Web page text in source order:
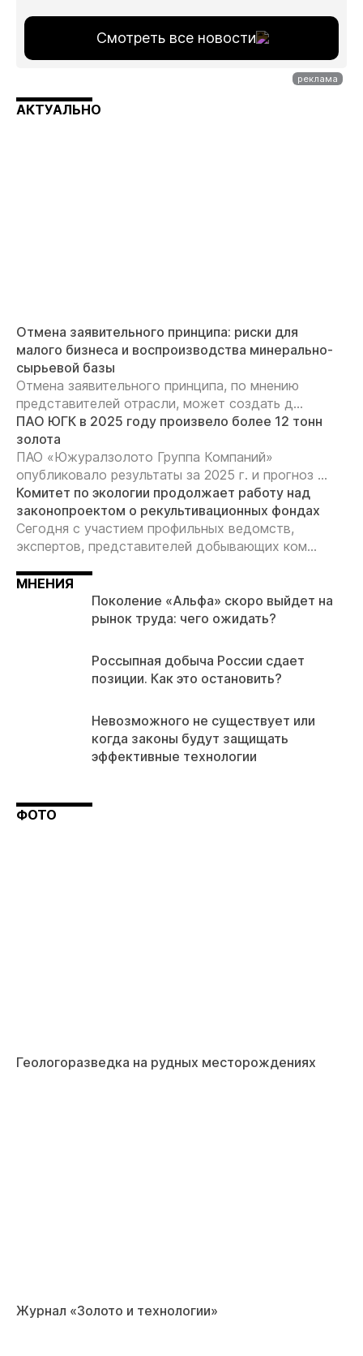
Смотреть все новости
АКТУАЛЬНО
Отмена заявительного принципа: риски для
малого бизнеса и воспроизводства минерально-
сырьевой базы
Отмена заявительного принципа, по мнению
представителей отрасли, может создать д...
ПАО ЮГК в 2025 году произвело более 12 тонн
золота
ПАО «Южуралзолото Группа Компаний»
опубликовало результаты за 2025 г. и прогноз ...
Комитет по экологии продолжает работу над
законопроектом о рекультивационных фондах
Сегодня с участием профильных ведомств,
экспертов, представителей добывающих ком...
МНЕНИЯ
Поколение «Альфа» скоро выйдет на
рынок труда: чего ожидать?
Россыпная добыча России сдает
позиции. Как это остановить?
Невозможного не существует или
когда законы будут защищать
эффективные технологии
ФОТО
Геологоразведка на рудных месторождениях
Журнал «Золото и технологии»